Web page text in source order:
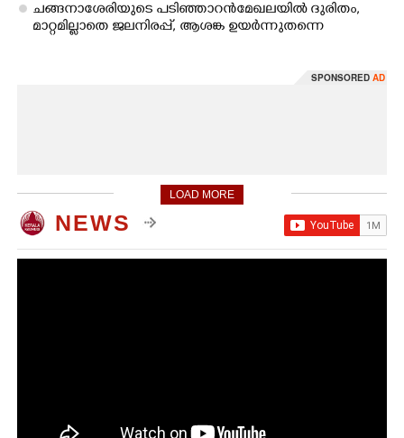
ചങ്ങനാശേരിയുടെ പടിഞ്ഞാറൻ മേഖലയിൽ ദുരിതം,
മാറ്റമില്ലാതെ ജലനിരപ്പ്,​ ആശങ്ക ഉയർന്നുതന്നെ
SPONSORED AD
LOAD MORE
NEWS